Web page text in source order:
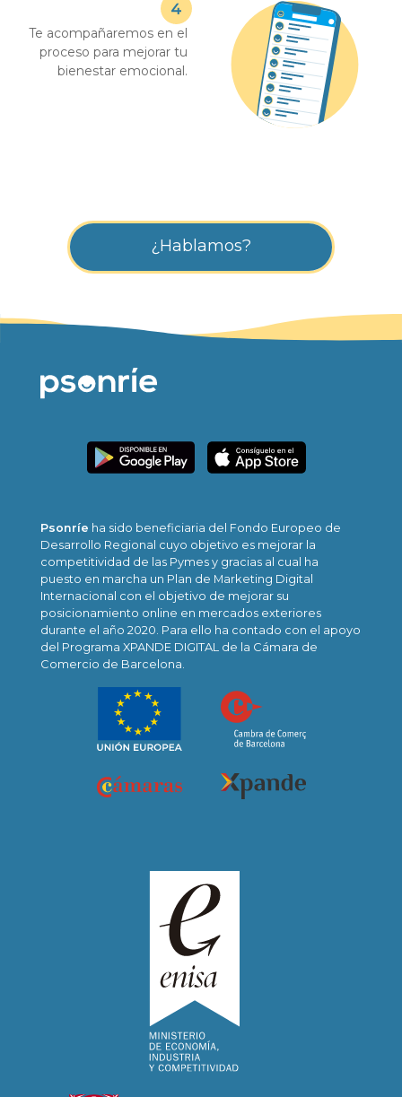
Te acompañaremos en el
proceso para mejorar tu
bienestar emocional.
¿Hablamos?
Psonríe ha sido beneficiaria del Fondo Europeo de
Desarrollo Regional cuyo objetivo es mejorar la
competitividad de las Pymes y gracias al cual ha
puesto en marcha un Plan de Marketing Digital
Internacional con el objetivo de mejorar su
posicionamiento online en mercados exteriores
durante el año 2020. Para ello ha contado con el apoyo
del Programa XPANDE DIGITAL de la Cámara de
Comercio de Barcelona.